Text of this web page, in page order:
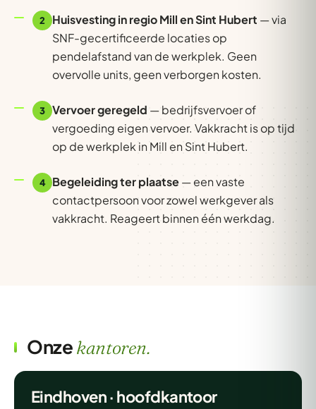
2 Huisvesting in regio Mill en Sint Hubert — via
SNF-gecertificeerde locaties op
pendelafstand van de werkplek. Geen
overvolle units, geen verborgen kosten.
3 Vervoer geregeld — bedrijfsvervoer of
vergoeding eigen vervoer. Vakkracht is op tijd
op de werkplek in Mill en Sint Hubert.
4 Begeleiding ter plaatse— een vaste
contactpersoon voor zowel werkgever als
vakkracht. Reageert binnen één werkdag.
Onzekantoren.
Eindhoven · hoofdkantoor